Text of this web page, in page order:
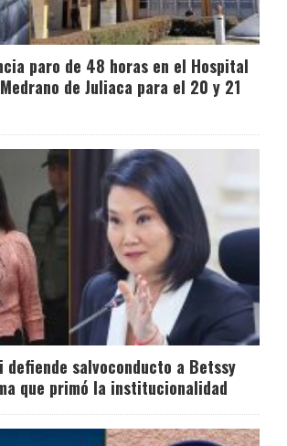
paro de 48 horas en el Hospital
de Juliaca para el 20 y 21
defiende salvoconducto a Betssy
que primó la institucionalidad